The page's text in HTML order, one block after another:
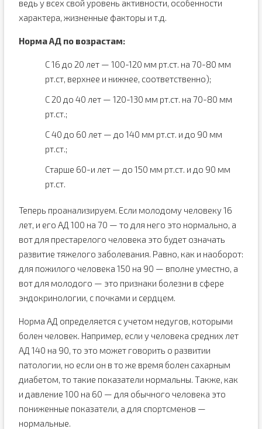
ведь у всех свой уровень активности, особенности
характера, жизненные факторы и т.д.
Норма АД по возрастам:
С 16 до 20 лет — 100-120 мм рт.ст. на 70-80 мм
рт.ст, верхнее и нижнее, соответственно);
С 20 до 40 лет — 120-130 мм рт.ст. на 70-80 мм
рт.ст.;
С 40 до 60 лет — до 140 мм рт.ст. и до 90 мм
рт.ст.;
Старше 60-и лет — до 150 мм рт.ст. и до 90 мм
рт.ст.
Теперь проанализируем. Если молодому человеку 16
лет, и его АД 100 на 70 — то для него это нормально, а
вот для престарелого человека это будет означать
развитие тяжелого заболевания. Равно, как и наоборот:
для пожилого человека 150 на 90 — вполне уместно, а
вот для молодого — это признаки болезни в сфере
эндокринологии, с почками и сердцем.
Норма АД определяется с учетом недугов, которыми
болен человек. Например, если у человека средних лет
АД 140 на 90, то это может говорить о развитии
патологии, но если он в то же время болен сахарным
диабетом, то такие показатели нормальны. Также, как
и давление 100 на 60 — для обычного человека это
пониженные показатели, а для спортсменов —
нормальные.